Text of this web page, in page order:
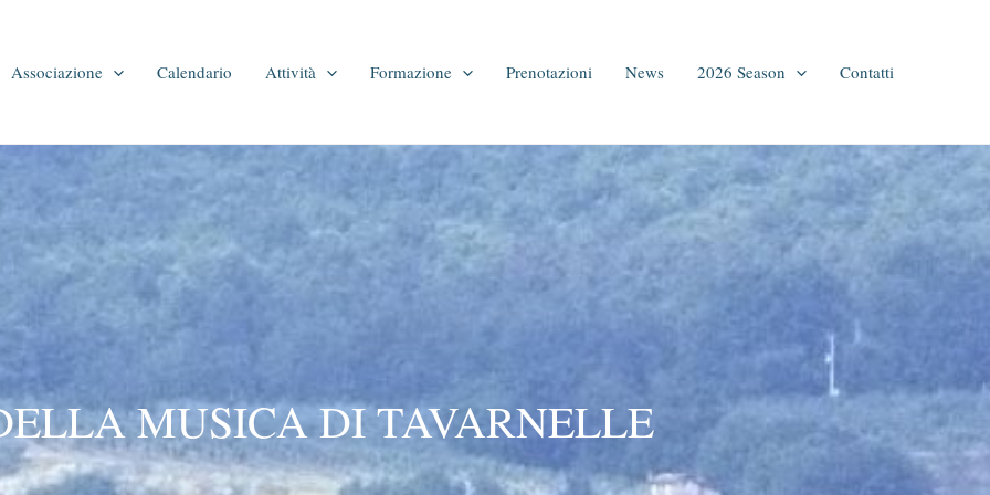
Associazione Calendario Attività Formazione Prenotazioni News 2026 Season Contatti
MUSICA DI TAVARNELLE